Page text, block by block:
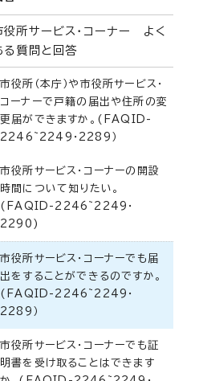
役所サービス・コーナー よく
る質問と回答
市役所（本庁）や市役所サービス・
コーナーで戸籍の届出や住所の変
更届ができますか。(FAQID-
2246~2249・2289）
市役所サービス・コーナーの開設
時間について知りたい。
(FAQID-2246~2249・
2290)
市役所サービス・コーナーでも届
出をすることができるのですか。
(FAQID-2246~2249・
2289）
市役所サービス・コーナーでも証
明書を受け取ることはできます